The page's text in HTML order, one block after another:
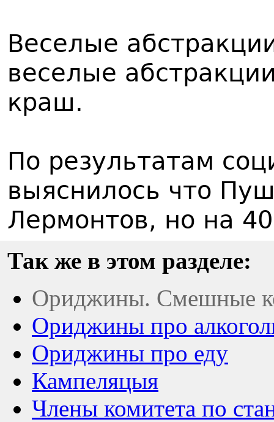
Веселые
веселые
краш.
По результатам
выяснилось что
Лермонтов, но на
Так же в этом разделе:
Ориджины. Смешные
Ориджины про
Ориджины про еду
Кампеляцыя
Члены комитета по